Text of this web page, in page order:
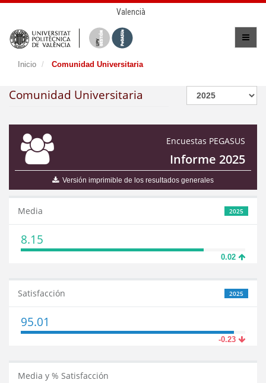
Valencià
Inicio Comunidad Universitaria
Comunidad Universitaria
Encuestas PEGASUS
Informe 2025
Versión imprimible de los resultados generales
2025
Media
8.15
0.02
2025
Satisfacción
95.01
-0.23
Media y % Satisfacción